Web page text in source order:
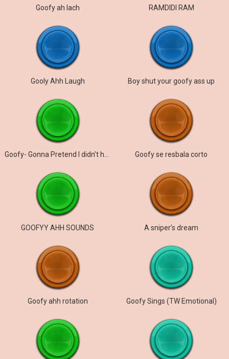
Goofy ah lach RAMDIDI RAM
Gooly Ahh Laugh Boy shut your goofy ass up
Goofy se resbala corto
GOOFYY AHH SOUNDS A sniper’s dream
Goofy ahh rotation Goofy Sings (TW Emotional)